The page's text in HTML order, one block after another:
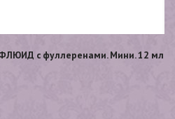
с фуллеренами. Мини. 12 мл